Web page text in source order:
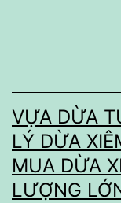
VỰA DỪA
LÝ DỪA
MUA DỪA
LƯỢNG